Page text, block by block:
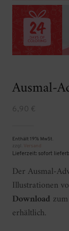
Ausmal-
6,90 €
Enthält 19% MwSt.
zzgl. Versand
Lieferzeit: sofort
Der Ausmal-
Illustrationen
Download
erhältlich.